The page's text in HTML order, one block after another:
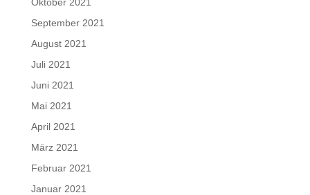
September 2021
August 2021
Juli 2021
Juni 2021
Mai 2021
April 2021
März 2021
Februar 2021
Januar 2021